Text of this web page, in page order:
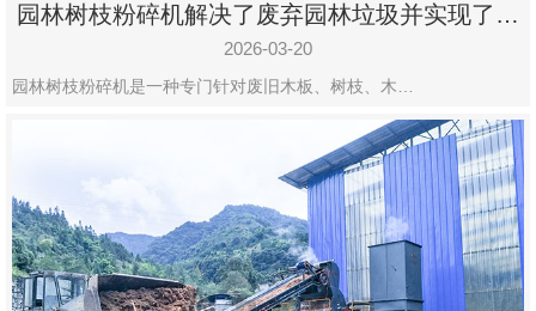
园林树枝粉碎机解决了废弃园林垃圾并实现了再
利用
2026-03-20
园林树枝粉碎机是一种专门针对废旧木板、树枝、木…